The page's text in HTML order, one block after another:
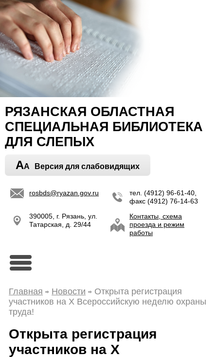
РЯЗАНСКАЯ ОБЛАСТНАЯ
СПЕЦИАЛЬНАЯ БИБЛИОТЕКА
ДЛЯ СЛЕПЫХ
AA Версия для слабовидящих
rosbds@ryazan.gov.ru
тел. (4912) 96-61-40,
факс (4912) 76-14-63
390005, г. Рязань, ул.
Татарская, д. 29/44
Контакты, схема
проезда и режим
работы
Главная Новости
Открыта регистрация
участников на X Всероссийскую неделю охраны
труда!
Открыта регистрация
участников на X